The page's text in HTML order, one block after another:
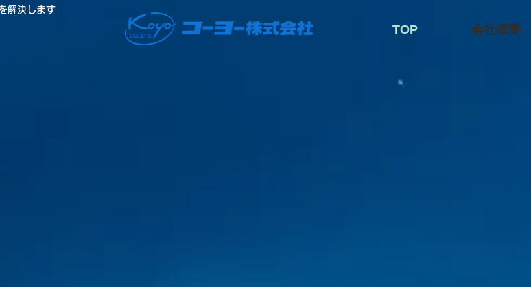
解決します
TOP 会社概要